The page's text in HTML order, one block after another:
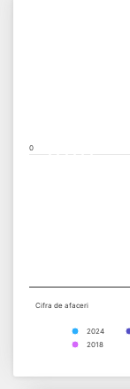
Cifra de afaceri
2024
2018
0
End of interactive